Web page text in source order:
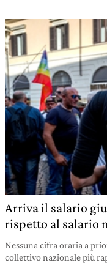
Arriva il salario
rispetto al salario
Nessuna cifra oraria a
collettivo nazionale più